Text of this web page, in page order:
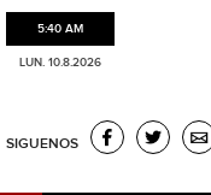
5:40 AM
LUN. 10.8.2026
SIGUENOS